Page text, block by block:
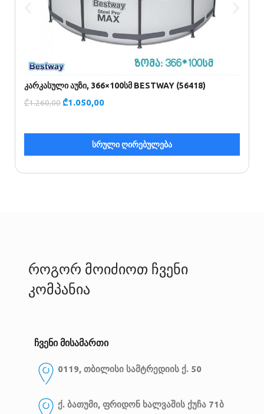
კარკასული აუზი, 366×100სმ BESTWAY (56418)
₾1.260,00₾1.050,00
სრული ღირებულება
როგორ მოიძიოთ ჩვენი
კომპანია
ჩვენი მისამართი
0119, თბილისი სამტრედიის ქ. 50
ქ. ბათუმი, ფრიდონ ხალვაშის ქუჩა 71ბ